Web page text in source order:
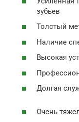
зубьев
Толстый
Наличие
Высокая
Долгая
Очень